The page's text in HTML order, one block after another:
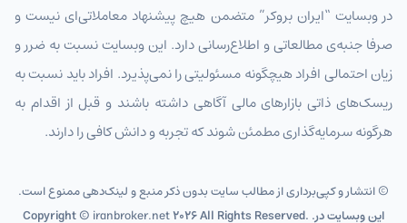
در وبسایت “ایران بروکر” متضمن هیچ پیشنهاد معاملاتی‌ای نیست و
صرفا جنبه‌ی مطالعاتی و اطلاع‌رسانی دارد. این وبسایت نسبت به ضرر و
زیان احتمالی افراد هیچگونه مسئولیتی را نمی‌پذیرد. افراد باید نسبت به
ریسک‌های ذاتی بازارهای مالی آگاهی داشته باشند و قبل از اقدام به
هرگونه سرمایه‌گذاری مطمئن شوند که تجربه و دانش کافی را دارند.
© انتشار و کپی‌برداری از مطالب سایت بدون ذکر منبع و لینک‌دهی ممنوع است.
Copyright © iranbroker.net2026 All Rights Reserved. .این وبسایت در